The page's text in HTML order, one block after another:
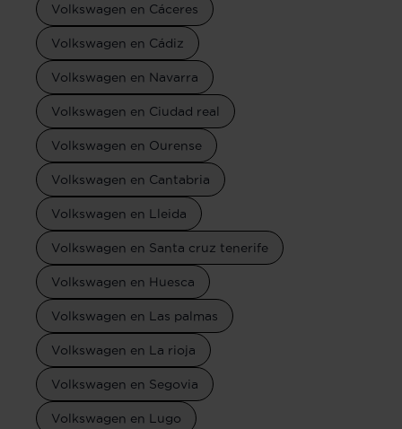
Volkswagen en Cáceres
Volkswagen en Cádiz
Volkswagen en Navarra
Volkswagen en Ciudad real
Volkswagen en Ourense
Volkswagen en Cantabria
Volkswagen en Lleida
Volkswagen en Santa cruz tenerife
Volkswagen en Huesca
Volkswagen en Las palmas
Volkswagen en La rioja
Volkswagen en Segovia
Volkswagen en Lugo